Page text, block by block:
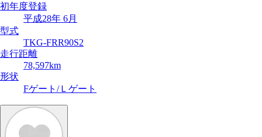
初年度登録
平成28年 6月
型式
TKG-FRR90S2
走行距離
78,597km
形状
Fゲート/Ｌゲート